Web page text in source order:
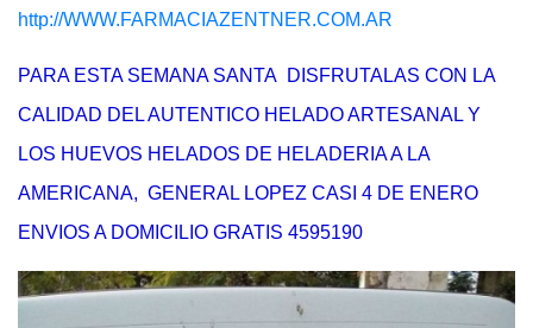
http://WWW.FARMACIAZENTNER.COM.AR
PARA ESTA SEMANA SANTA DISFRUTALAS CON LA
CALIDAD DEL AUTENTICO HELADO ARTESANAL Y
LOS HUEVOS HELADOS DE HELADERIA A LA
AMERICANA, GENERAL LOPEZ CASI 4 DE ENERO
ENVIOS A DOMICILIO GRATIS 4595190